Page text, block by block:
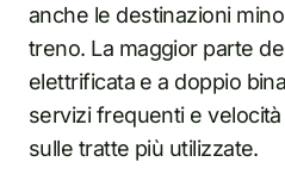
anche le destinazioni
treno. La maggior parte
elettrificata e a doppio
servizi frequenti e
sulle tratte più utilizzate.